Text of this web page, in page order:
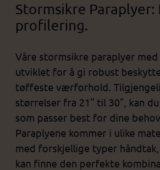
Stormsikre Paraplyer:
profilering.
Våre stormsikre paraplyer
utviklet for å gi robust
tøffeste værforhold.
størrelser fra 21" til 30", kan
som passer best for dine
Paraplyene kommer i ulike
med forskjellige typer
kan finne den perfekte